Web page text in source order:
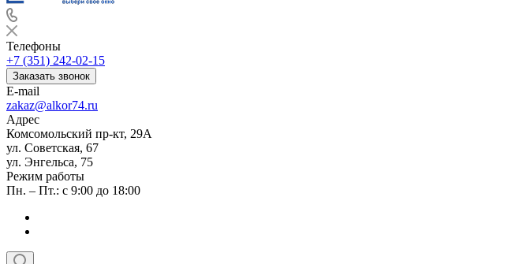
Телефоны
+7 (351) 242-02-15
Заказать звонок
E-mail
zakaz@alkor74.ru
Адрес
Комсомольский пр-кт, 29А
ул. Советская, 67
ул. Энгельса, 75
Режим работы
Пн. – Пт.: с 9:00 до 18:00